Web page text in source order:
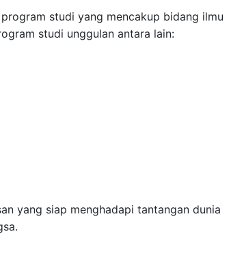
studi yang mencakup bidang ilmu
studi unggulan antara lain:
yang siap menghadapi tantangan dunia